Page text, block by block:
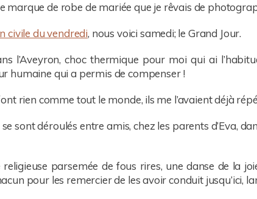
marque de robe de mariée que je rêvais de
civile du vendredi, nous voici samedi; le Grand Jour.
l’Aveyron, choc thermique pour moi qui ai
humaine qui a permis de compenser !
rien comme tout le monde, ils me l’avaient déjà
sont déroulés entre amis, chez les parents d’Eva,
parsemée de fous rires, une danse de la
pour les remercier de les avoir conduit jusqu’ici,